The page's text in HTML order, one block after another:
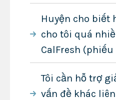
Huyện cho biết
cho tôi quá
CalFresh
Tôi cần hỗ trợ
vấn đề khác